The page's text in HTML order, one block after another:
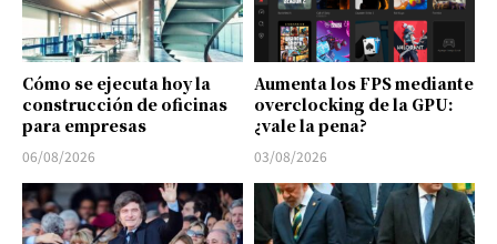
Cómo se ejecuta hoy la
construcción de oficinas
para empresas
06/08/2026
Aumenta los FPS mediante
overclocking de la GPU:
¿vale la pena?
03/08/2026